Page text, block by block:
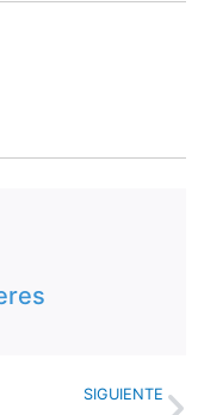
SIGUIENTE